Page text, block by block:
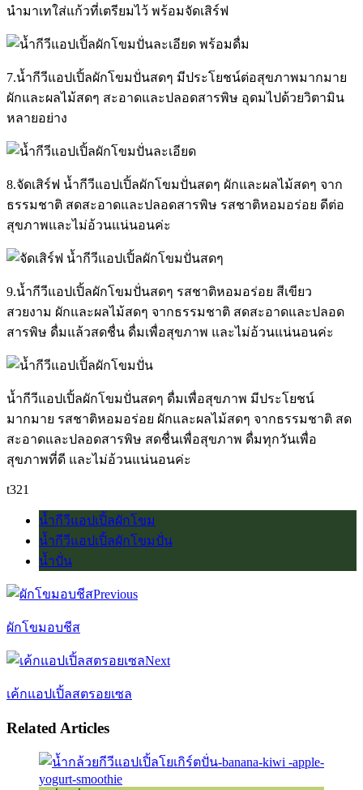
นำมาเทใส่แก้วที่เตรียมไว้ พร้อมจัดเสิร์ฟ
7.น้ำกีวีแอปเปิ้ลผักโขมปั่นสดๆ มีประโยชน์ต่อสุขภาพมากมาย
ผักและผลไม้สดๆ สะอาดและปลอดสารพิษ อุดมไปด้วยวิตามิน
หลายอย่าง
8.จัดเสิร์ฟ น้ำกีวีแอปเปิ้ลผักโขมปั่นสดๆ ผักและผลไม้สดๆ จาก
ธรรมชาติ สดสะอาดและปลอดสารพิษ รสชาติหอมอร่อย ดีต่อ
สุขภาพและไม่อ้วนแน่นอนค่ะ
9.น้ำกีวีแอปเปิ้ลผักโขมปั่นสดๆ รสชาติหอมอร่อย สีเขียว
สวยงาม ผักและผลไม้สดๆ จากธรรมชาติ สดสะอาดและปลอด
สารพิษ ดื่มแล้วสดชื่น ดื่มเพื่อสุขภาพ และไม่อ้วนแน่นอนค่ะ
น้ำกีวีแอปเปิ้ลผักโขมปั่นสดๆ ดื่มเพื่อสุขภาพ มีประโยชน์
มากมาย รสชาติหอมอร่อย ผักและผลไม้สดๆ จากธรรมชาติ สด
สะอาดและปลอดสารพิษ สดชื่นเพื่อสุขภาพ ดื่มทุกวันเพื่อ
สุขภาพที่ดี และไม่อ้วนแน่นอนค่ะ
t321
น้ำกีวีแอปเปิ้ลผักโขม
น้ำกีวีแอปเปิ้ลผักโขมปั่น
น้ำปั่น
Previous
ผักโขมอบชีส
Next
เค้กแอปเปิ้ลสตรอยเซล
Related Articles